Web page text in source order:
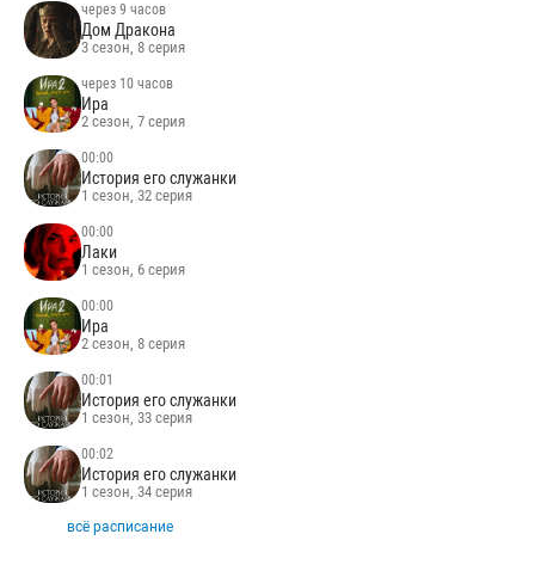
через 9 часов
Дом Дракона
3 сезон, 8 серия
через 10 часов
Ира
2 сезон, 7 серия
00:00
История его служанки
1 сезон, 32 серия
00:00
Лаки
1 сезон, 6 серия
00:00
Ира
2 сезон, 8 серия
00:01
История его служанки
1 сезон, 33 серия
00:02
История его служанки
1 сезон, 34 серия
всё расписание